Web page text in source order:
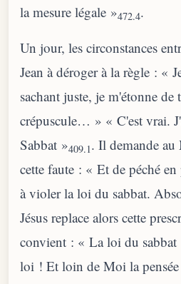
la mesure légale »472.4.
Un jour, les circonstances
Jean à déroger à la règle : «
sachant juste, je m'étonne de
crépuscule… » « C'est vrai.
Sabbat »409.1. Il demande
cette faute : « Et de péché
à violer la loi du sabbat.
Jésus replace alors cette
convient : « La loi du sabbat
loi ! Et loin de Moi la pensée